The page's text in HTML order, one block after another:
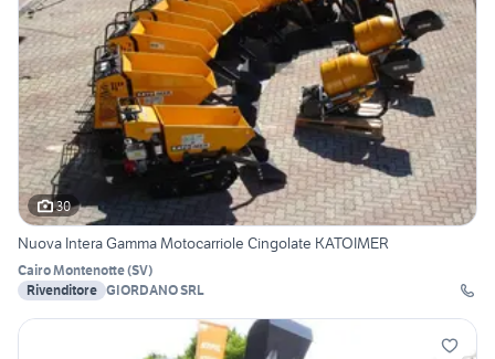
30
Nuova Intera Gamma Motocarriole Cingolate KATOIMER
Cairo Montenotte(SV)
Rivenditore GIORDANO SRL